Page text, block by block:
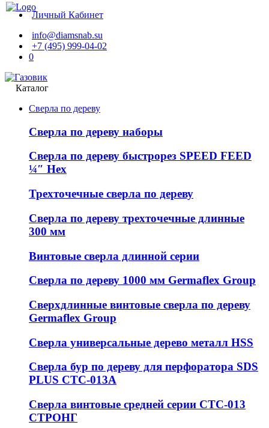
Личный Кабинет
info@diamsnab.su
+7 (495) 999-04-02
0
Каталог
Сверла по дереву
Сверла по дереву наборы
Сверла по дереву быстрорез SPEED FEED
¼″ Hex
Трехточечные сверла по дереву
Сверла по дереву трехточечные длинные
300 мм
Винтовые сверла длинной серии
Сверла по дереву 1000 мм Germaflex Group
Сверхдлинные винтовые сверла по дереву
Germaflex Group
Сверла универсальные дерево металл HSS
Cверла бур по дереву для перфоратора SDS
PLUS СТС-013А
Сверла винтовые средней серии СТС-013
СТРОНГ